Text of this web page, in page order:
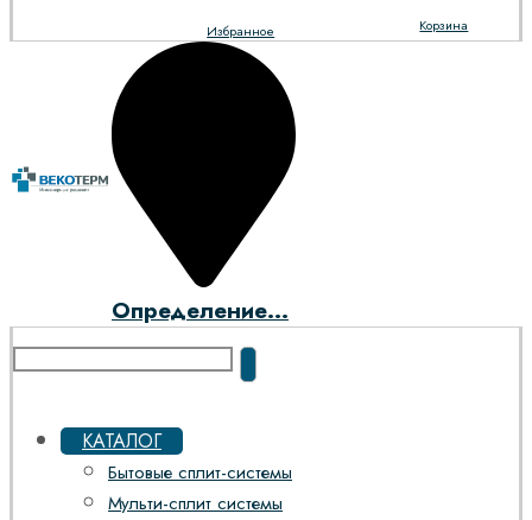
Корзина
Избранное
Определение...
КАТАЛОГ
Бытовые сплит-системы
Мульти-сплит системы